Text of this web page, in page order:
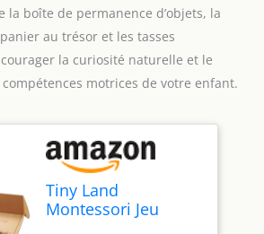
la boîte de permanence d’objets, la
au trésor et les tasses
la curiosité naturelle et le
motrices de votre enfant.
Tiny Land
Montessori Jeu